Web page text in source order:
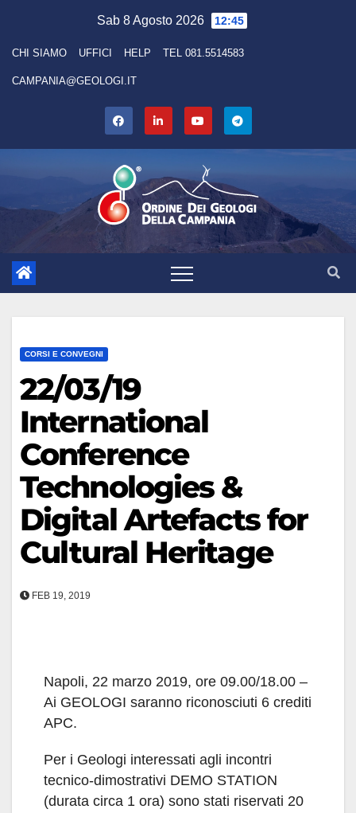
content
Sab 8 Agosto 2026 12:45
CHI SIAMO UFFICI HELP TEL 081.5514583
CAMPANIA@GEOLOGI.IT
CORSI E CONVEGNI
22/03/19
International
Conference
Technologies &
Digital Artefacts for
Cultural Heritage
FEB 19, 2019
Napoli, 22 marzo 2019, ore 09.00/18.00 –
Ai GEOLOGI saranno riconosciuti 6 crediti
APC.
Per i Geologi interessati agli incontri
tecnico-dimostrativi DEMO STATION
(durata circa 1 ora) sono stati riservati 20